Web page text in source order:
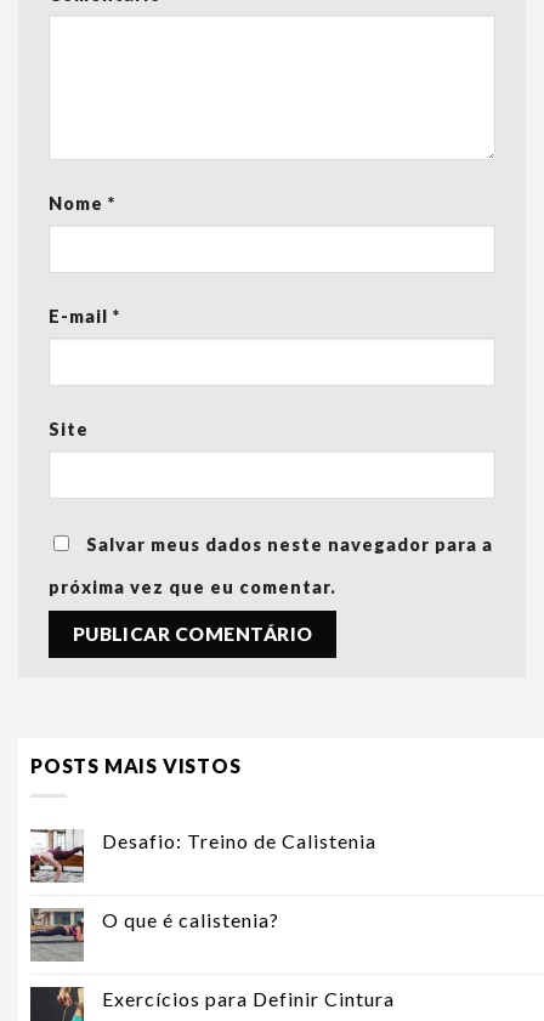
Nome *
E-mail *
Site
Salvar meus dados neste navegador para a
próxima vez que eu comentar.
POSTS MAIS VISTOS
Desafio: Treino de Calistenia
O que é calistenia?
Exercícios para Definir Cintura